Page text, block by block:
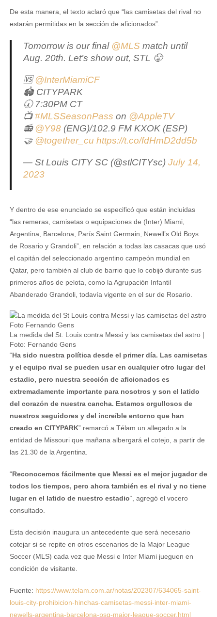
De esta manera, el texto aclaró que “las camisetas del rival no
estarán permitidas en la sección de aficionados”.
Tomorrow is our final @MLS match until
Aug. 20th. Let’s show out, STL 😤
🆚@InterMiamiCF
🏟️ CITYPARK
🕢 7:30PM CT
📺#MLSSeasonPass on @AppleTV
📻@Y98 (ENG)/102.9 FM KXOK (ESP)
🤝 @together_cu https://t.co/fdHmD2dd5b
— St Louis CITY SC (@stlCITYsc) July 14,
2023
Y dentro de ese enunciado se especificó que están incluidas
“las remeras, camisetas o equipaciones de (Inter) Miami,
Argentina, Barcelona, París Saint Germain, Newell’s Old Boys
de Rosario y Grandoli”, en relación a todas las casacas que usó
el capitán del seleccionado argentino campeón mundial en
Qatar, pero también al club de barrio que lo cobijó durante sus
primeros años de pelota, como la Agrupación Infantil
Abanderado Grandoli, todavía vigente en el sur de Rosario.
La medida del St. Louis contra Messi y las camisetas del astro |
Foto: Fernando Gens
“Ha sido nuestra política desde el primer día. Las camisetas
y el equipo rival se pueden usar en cualquier otro lugar del
estadio, pero nuestra sección de aficionados es
extremadamente importante para nosotros y son el latido
del corazón de nuestra cancha. Estamos orgullosos de
nuestros seguidores y del increíble entorno que han
creado en CITYPARK” remarcó a Télam un allegado a la
entidad de Missouri que mañana albergará el cotejo, a partir de
las 21.30 de la Argentina.
“Reconocemos fácilmente que Messi es el mejor jugador de
todos los tiempos, pero ahora también es el rival y no tiene
lugar en el latido de nuestro estadio“, agregó el vocero
consultado.
Esta decisión inaugura un antecedente que será necesario
cotejar si se repite en otros escenarios de la Major League
Soccer (MLS) cada vez que Messi e Inter Miami jueguen en
condición de visitante.
Fuente: https://www.telam.com.ar/notas/202307/634065-saint-
louis-city-prohibicion-hinchas-camisetas-messi-inter-miami-
newells-argentina-barcelona-psg-major-league-soccer.html